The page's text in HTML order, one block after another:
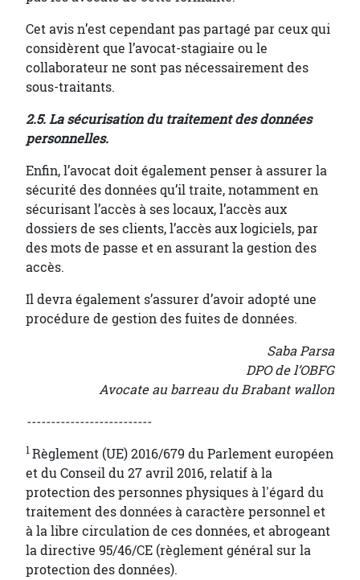
Cet avis n’est cependant pas partagé par ceux qui
considèrent que l’avocat-stagiaire ou le
collaborateur ne sont pas nécessairement des
sous-traitants.
2.5. La sécurisation du traitement des données
personnelles.
Enfin, l’avocat doit également penser à assurer la
sécurité des données qu’il traite, notamment en
sécurisant l’accès à ses locaux, l’accès aux
dossiers de ses clients, l’accès aux logiciels, par
des mots de passe et en assurant la gestion des
accès.
Il devra également s’assurer d’avoir adopté une
procédure de gestion des fuites de données.
Saba Parsa
DPO de l’OBFG
Avocate au barreau du Brabant wallon
--------------------------
1Règlement (UE) 2016/679 du Parlement européen
et du Conseil du 27 avril 2016, relatif à la
protection des personnes physiques à l'égard du
traitement des données à caractère personnel et
à la libre circulation de ces données, et abrogeant
la directive 95/46/CE (règlement général sur la
protection des données).